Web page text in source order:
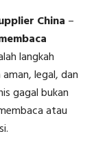
China –
langkah
legal, dan
gagal bukan
atau